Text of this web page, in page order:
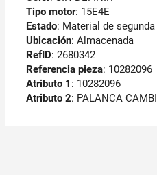
Tipo motor: 15E4E
Estado: Material de
Ubicación: Almacenada
RefID: 2680342
Referencia pieza: 10282096
Atributo 1 : 10282096
Atributo 2: PALANCA